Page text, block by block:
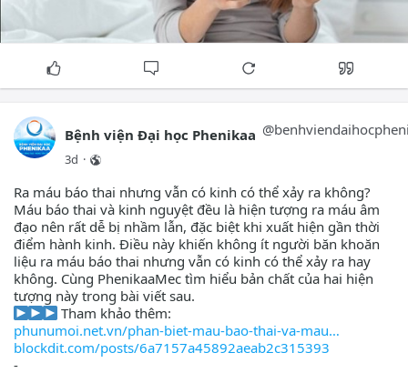
Sử dụng nước tiểu đầu buổi sáng: Đây là thời điểm nồng độ
β hCG thường cao nhất trong ngày, giúp hạn chế kết quả âm
tính giả.
Xét nghiệm β hCG nếu vẫn nghi ngờ: Khi que thử vẫn 1 vạch
diễn, xét nghiệm máu sẽ giúp xác định thai kỳ sớm và chính
xác hơn.
đau bụng dữ dội, đau lệch một bên bụng, choáng hoặc ngất
cần được đánh giá sớm để loại trừ thai ngoài tử cung và các
nguyên nhân nguy hiểm khác.
Khi nào kết quả que thử có thể không chính xác?
Que thử thai có thể cho kết quả âm tính giả nếu được sử
dụng quá sớm, thao tác không đúng hướng dẫn hoặc nước
tiểu quá loãng làm giảm nồng độ β hCG. Ngoài ra, việc
nhầm lẫn giữa máu báo thai với kinh nguyệt hoặc các
nguyên nhân chảy máu âm đạo khác cũng khiến nhiều
Bệnh viện Đại học Phenikaa @
3d ·
Ra máu báo thai nhưng vẫn có kinh có thể xảy ra không?
Máu báo thai và kinh nguyệt đều là hiện tượng ra máu âm
đạo nên rất dễ bị nhầm lẫn, đặc biệt khi xuất hiện gần thời
điểm hành kinh. Điều này khiến không ít người băn khoăn
liệu ra máu báo thai nhưng vẫn có kinh có thể xảy ra hay
không. Cùng PhenikaaMec tìm hiểu bản chất của hai hiện
tượng này trong bài viết sau.
Tham khảo thêm:
phunumoi.net.vn/phan-biet-mau-bao-thai-va-mau
blockdit.com/posts/6a7157a45892aeab2c315393
-